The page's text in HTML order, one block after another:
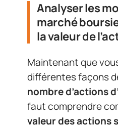
Analyser les
marché
la valeur de
Maintenant que
différentes façons
nombre d’actions
faut comprendre
valeur des actions